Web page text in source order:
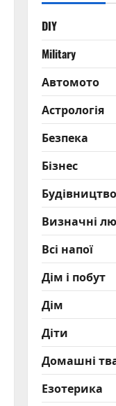
DIY
Military
Автомото
Астрологія
Безпека
Бізнес
Визначні
Всі напої
Дім і побут
Дім
Діти
Домашні
Езотерика